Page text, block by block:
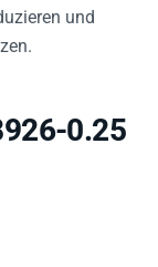
und
0.25